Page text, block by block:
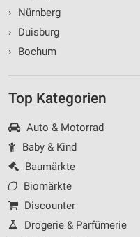
›
Nürnberg
›
Duisburg
›
Bochum
Top Kategorien
Auto & Motorrad
Baby & Kind
Baumärkte
Biomärkte
Discounter
Drogerie & Parfümerie